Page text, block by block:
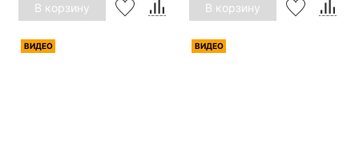
В корзину В корзину
ВИДЕО ВИДЕО